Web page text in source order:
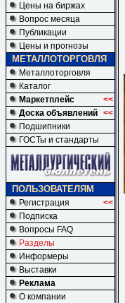
Цены на биржах
Вопрос месяца
Публикации
Цены и прогнозы
МЕТАЛЛОТОРГОВЛЯ
Металлоторговля
Каталог
Маркетплейс
<<
Доска объявлений <<
Подшипники
ГОСТы и стандарты
ПОЛЬЗОВАТЕЛЯМ
Регистрация
<<
Подписка
Вопросы FAQ
Разделы
Информеры
Выставки
Реклама
О компании